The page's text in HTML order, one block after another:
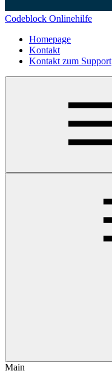
Codeblock Onlinehilfe
Homepage
Kontakt
Kontakt zum Support
Main